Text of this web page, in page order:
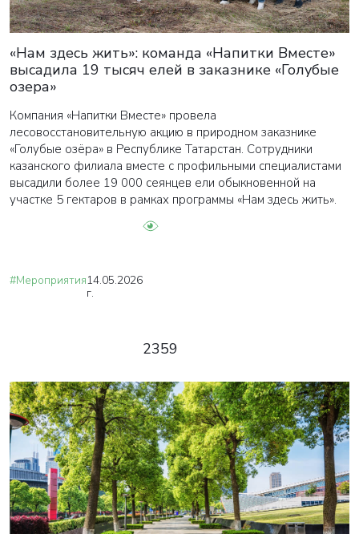
«Нам здесь жить»: команда «Напитки Вместе»
высадила 19 тысяч елей в заказнике «Голубые
озера»
Компания «Напитки Вместе» провела
лесовосстановительную акцию в природном заказнике
«Голубые озёра» в Республике Татарстан. Сотрудники
казанского филиала вместе с профильными специалистами
высадили более 19 000 сеянцев ели обыкновенной на
участке 5 гектаров в рамках программы «Нам здесь жить».
#Мероприятия14.05.2026
г.
2359
ВАША ЗАЯВКА ОТПРАВЛЕНА
свяжутся с вами
Закрыть